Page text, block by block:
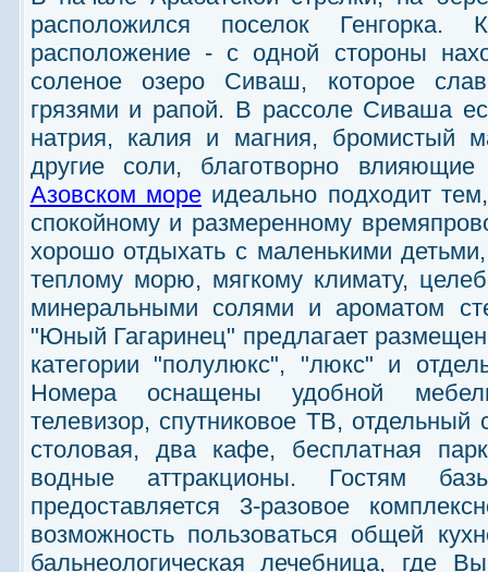
расположился поселок Генгорка.
расположение - с одной стороны
соленое озеро Сиваш, которое
грязями и рапой. В рассоле Сиваша
натрия, калия и магния, бромистый
другие соли, благотворно
Азовском мореидеально подходит
спокойному и размеренному
хорошо отдыхать с маленькими
теплому морю, мягкому климату,
минеральными солями и ароматом
"Юный Гагаринец" предлагает
категории "полулюкс", "люкс" и
Номера оснащены удобной
телевизор, спутниковое ТВ, отдельный
столовая, два кафе, бесплатная
водные аттракционы. Гостям
предоставляется 3-разовое
возможность пользоваться общей
бальнеологическая лечебница, где